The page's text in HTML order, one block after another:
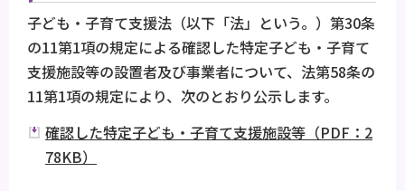
子ども・子育て支援法（以下「法」という。）第30条
の11第1項の規定による確認した特定子ども・子育て
支援施設等の設置者及び事業者について、法第58条の
11第1項の規定により、次のとおり公示します。
確認した特定子ども・子育て支援施設等（PDF：2
78KB）